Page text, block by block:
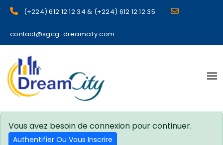
(+224) 612 12 12 34 & (+224) 612 12 12 35
contact@sgcg-dreamcity.com
sgcg dreamcity
Vous avez besoin de connexion pour continuer.
Authentifier Ou Vous Inscrire